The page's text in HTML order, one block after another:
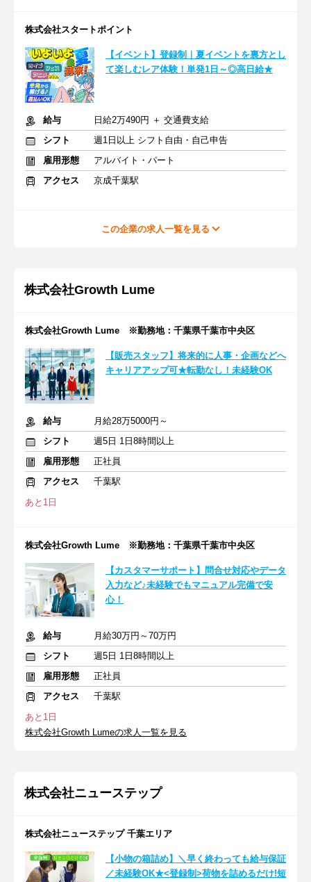
株式会社スタートポイント
【イベント】登録制｜夏イベントを裏方とし
て楽しむレア体験！単発1日～◎高日給★
給与
日給2万490円 ＋ 交通費支給
シフト
週1日以上 シフト自由・自己申告
雇用形態
アルバイト・パート
アクセス
京成千葉駅
この企業の求人一覧を見る
株式会社Growth Lume
株式会社Growth Lume ※勤務地：千葉県千葉市中央区
【販売スタッフ】将来的に人事・企画などへ
キャリアアップ可★転勤なし！未経験OK
給与
月給28万5000円～
シフト
週5日 1日8時間以上
雇用形態
正社員
アクセス
千葉駅
あと1日
株式会社Growth Lume ※勤務地：千葉県千葉市中央区
【カスタマーサポート】問合せ対応やデータ
入力など♪未経験でもマニュアル完備で安
心！
給与
月給30万円～70万円
シフト
週5日 1日8時間以上
雇用形態
正社員
アクセス
千葉駅
あと1日
株式会社Growth Lumeの求人一覧を見る
株式会社ニューステップ
株式会社ニューステップ 千葉エリア
【小物の箱詰め】＼早く終わっても給与保証
／未経験OK★<登録制>荷物を詰めるだけ!短